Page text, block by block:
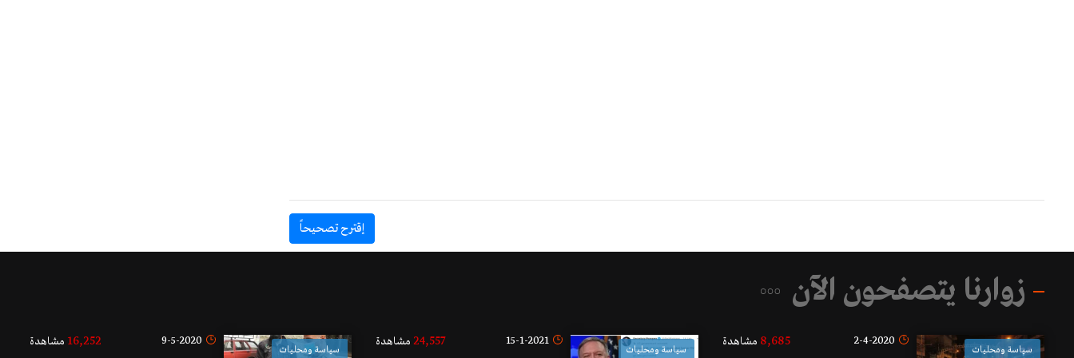
إقترح تصحيحاً
زوارنا يتصفحون الآن
سياسة ومحليات
2-4-2020
8,685 مشاهدة
سياسة ومحليات
15-1-2021
24,557مشاهدة
سياسة ومحليات
9-5-2020
16,252 مشاهدة